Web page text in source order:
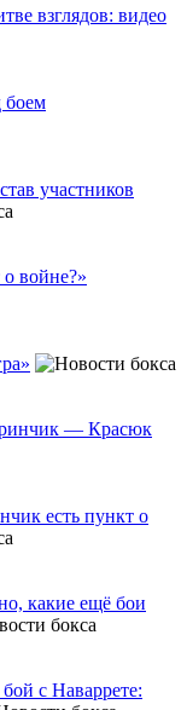
взглядов: видео
боем
участников
войне?»
— Красюк
есть пункт о
какие ещё бои
с Наваррете: